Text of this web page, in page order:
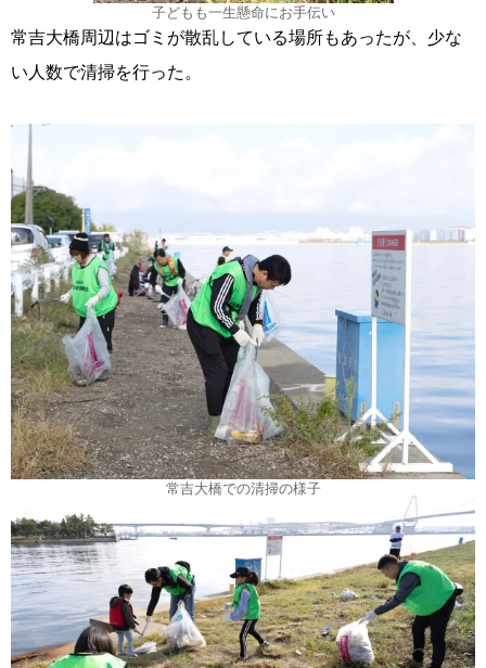
子どもも一生懸命にお手伝い
常吉大橋周辺はゴミが散乱している場所もあったが、少な
い人数で清掃を行った。
常吉大橋での清掃の様子